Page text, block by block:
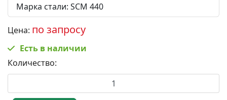
Марка стали: SCM 440
Цена: по запросу
Есть в наличии
Количество: